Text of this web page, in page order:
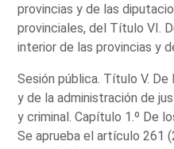
provincias y de las
provinciales, del Título VI.
interior de las provincias y
Sesión pública. Título V. De
y de la administración de
y criminal. Capítulo 1.º De
Se aprueba el artículo 261